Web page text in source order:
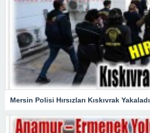
Mersin Polisi Hırsızları Kıskıvrak Yakaladı